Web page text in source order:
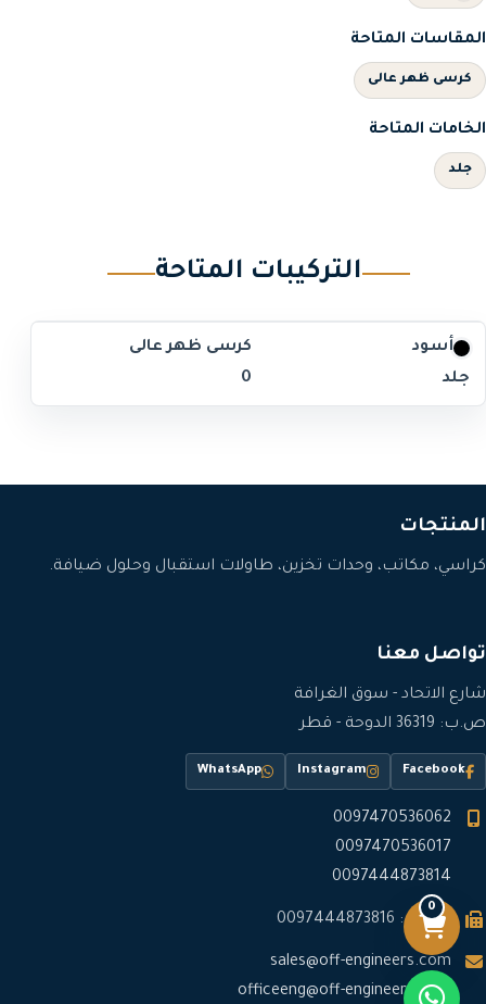
المقاسات المتاحة
كرسى ظهر عالى
الخامات المتاحة
جلد
التركيبات المتاحة
أسود
كرسى ظهر عالى
جلد
0
المنتجات
كراسي، مكاتب، وحدات تخزين، طاولات استقبال وحلول ضيافة.
تواصل معنا
شارع الاتحاد - سوق الغرافة
ص.ب: 36319 الدوحة - قطر
Facebook
Instagram
WhatsApp
0097470536062
0097470536017
0097444873814
فاكس: 0097444873816
sales@off-engineers.com
officeeng@off-engineers.com
0